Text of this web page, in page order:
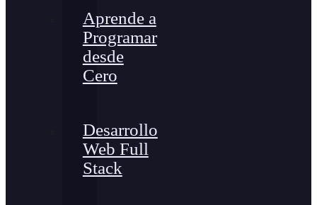
Aprende a
Programar
desde
Cero
Desarrollo
Web Full
Stack